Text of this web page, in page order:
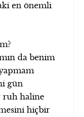
en önemli
da benim
gün
ruh haline
hiçbir